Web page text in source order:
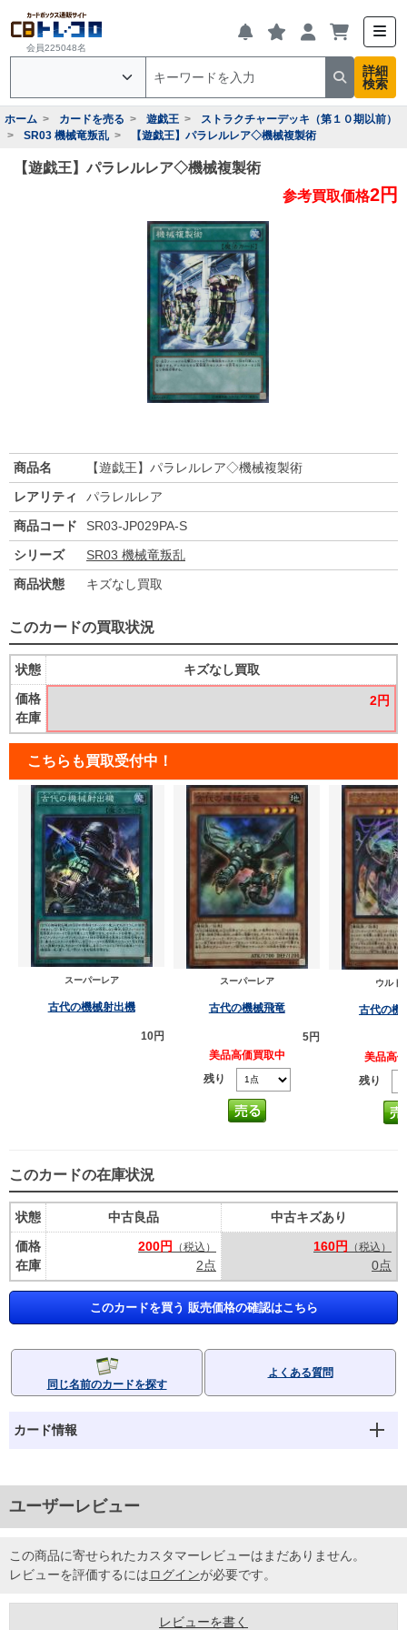
会員225048名
詳細
検索
ホーム カードを売る 遊戯王
ストラクチャーデッキ（第１０期以前）
SR03 機械竜叛乱
【遊戯王】パラレルレア◇機械複製術
【遊戯王】パラレルレア◇機械複製術
参考買取価格2円
商品名
【遊戯王】パラレルレア◇機械複製術
レアリティ
パラレルレア
商品コード
SR03-JP029PA-S
シリーズ
SR03 機械竜叛乱
商品状態
キズなし買取
このカードの買取状況
状態
価格
在庫
キズなし買取
2円
こちらも買取受付中！
スーパーレア
古代の機械射出機
10円
スーパーレア
古代の機械飛竜
5円
美品高価買取中
残り
ウルト
古代の機
美品高
残り
このカードの在庫状況
状態
価格
在庫
中古良品
200円
（税込）
2点
中古キズあり
160円
（税込）
0点
このカードを買う 販売価格の確認はこちら
同じ名前のカードを探す
よくある質問
カード情報
ユーザーレビュー
この商品に寄せられたカスタマーレビューはまだありません。
レビューを評価するにはログインが必要です。
レビューを書く